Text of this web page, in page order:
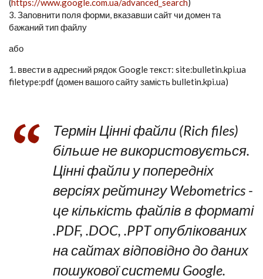
(https://www.google.com.ua/advanced_search)
3. Заповнити поля форми, вказавши сайт чи домен та
бажаний тип файлу
або
1. ввести в адресний рядок Google текст: site:bulletin.kpi.ua
filetype:pdf (домен вашого сайту замість bulletin.kpi.ua)
Термін Цінні файли (Rich files)
більше не використовується.
Цінні файли у попередніх
версіях рейтингу Webometrics -
це кількість файлів в форматі
.PDF, .DOC, .PPT опублікованих
на сайтах відповідно до даних
пошукової системи Google.